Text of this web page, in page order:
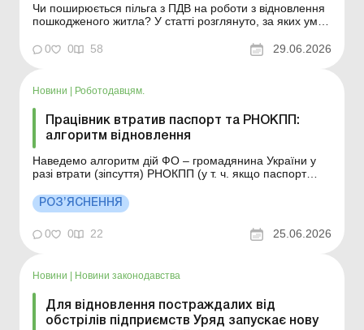
Чи поширюється пільга з ПДВ на роботи з відновлення
пошкодженого житла? У статті розглянуто, за яких умов
оподаткування. Основні засоби: ремонти,
модернізація, реконструкція та відновлення Основні
відновлен...
0 0 58 29.06.2026
Новини | Роботодавцям.
Працівник втратив паспорт та РНОКПП:
алгоритм відновлення
Наведемо алгоритм дій ФО – громадянина України у
разі втрати (зіпсуття) РНОКПП (у т. ч. якщо паспорт
темою: Коли та як подати декларацію про майновий
стан і доходи Який алгоритм дій ФО – громадянина
України у разі втрати (зіпсуття) РНОКПП (...
РОЗ’ЯСНЕННЯ
0 0 22 25.06.2026
Новини Новини законодавства
Для відновлення постраждалих від
обстрілів підприємств Уряд запускає нову